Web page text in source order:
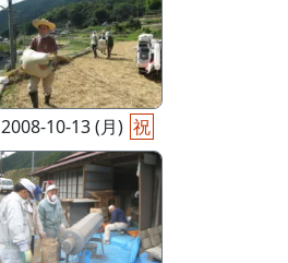
2008-10-13 (月) 祝